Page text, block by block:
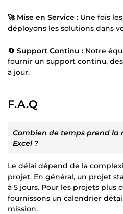
🚀 Mise en Service : Une fois
déployons les solutions dans
🔄 Support Continu : Notre
fournir un support continu,
à jour.
F.A.Q
Combien de temps prend la
Excel ?
Le délai dépend de la
projet. En général, un projet
à 5 jours. Pour les projets plus
fournissons un calendrier
mission.